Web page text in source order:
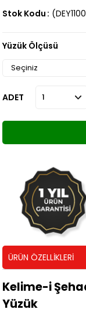
Stok Kodu
Yüzük Ölçüsü
ADET
ÜRÜN ÖZELLIKLERI
Kelime-i
Yüzük